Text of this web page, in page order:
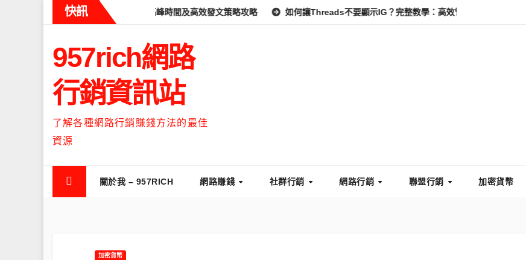
快訊
什麼時候流量最高？流量高峰時間及高效發文策略攻略 如何讓Threads不要顯示IG？完整教學：高效管理你的線上隱私與數據安全
957rich網路
行銷資訊站
了解各種網路行銷賺錢方法的最佳
資源
關於我 – 957RICH 網路賺錢 社群行銷 網路行銷 聯盟行銷 加密貨幣
加密貨幣